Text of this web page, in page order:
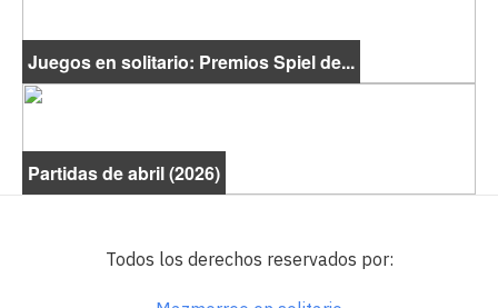
Juegos en solitario: Premios Spiel de...
Partidas de abril (2026)
Todos los derechos reservados por: